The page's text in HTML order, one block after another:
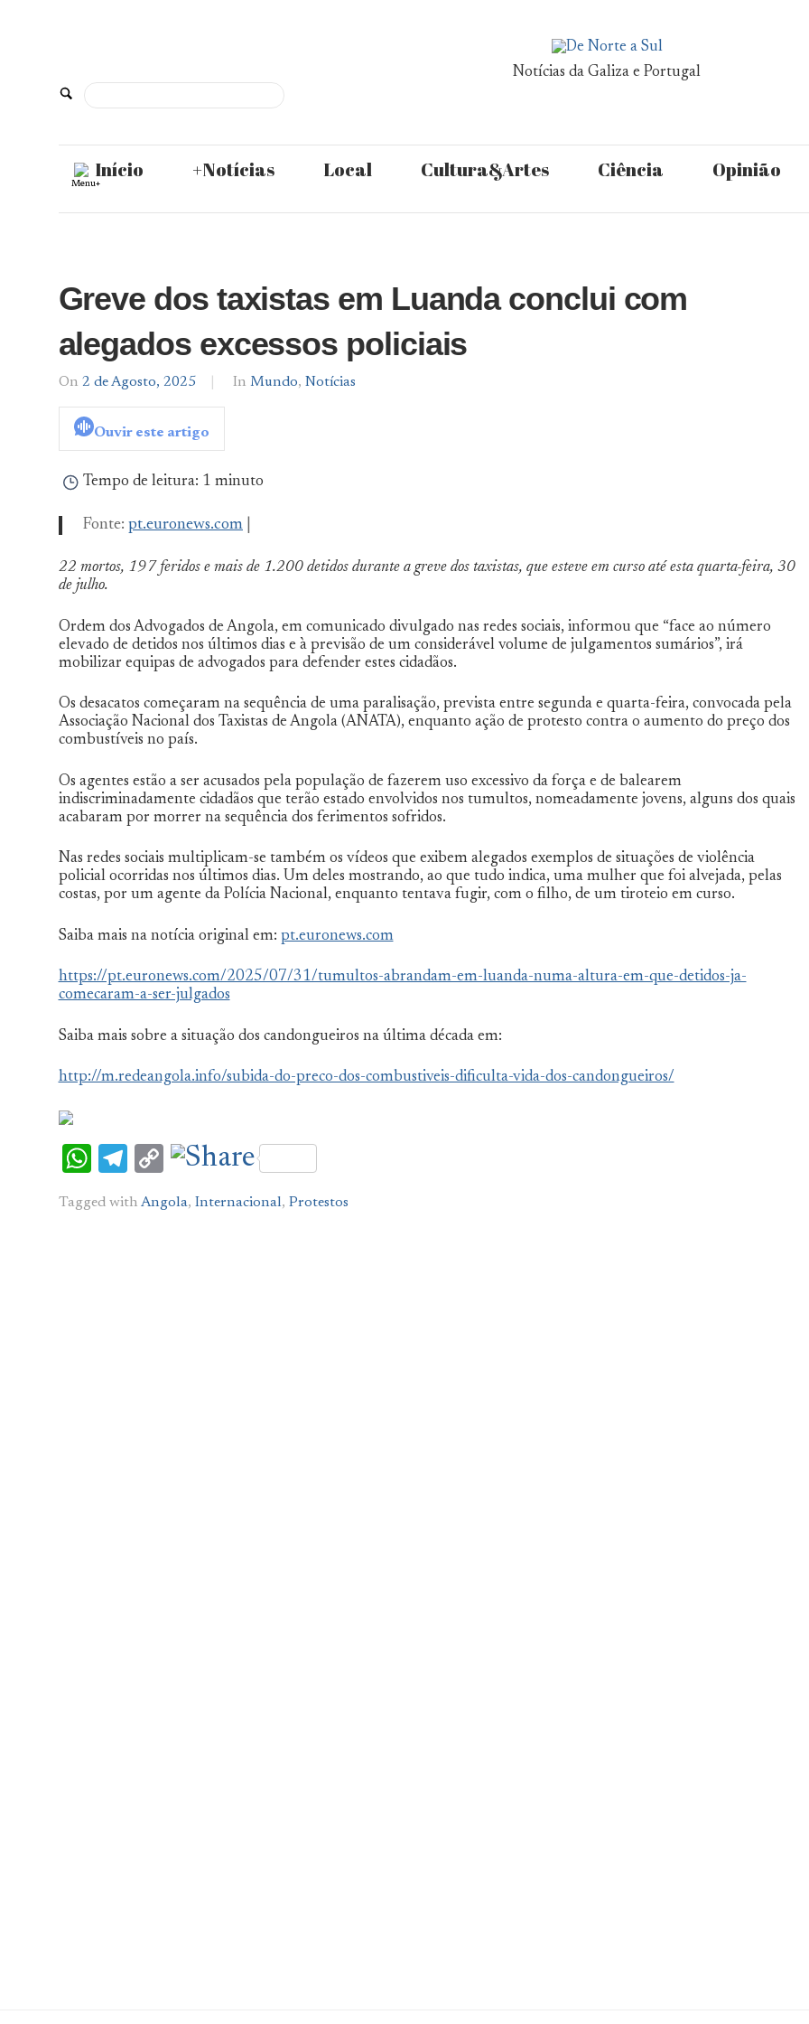
De
Norte
a
Sul
Notícias da Galiza e Portugal
Início +Notícias Local Cultura&Artes Ciência Opinião
Menu+
Greve dos taxistas em Luanda conclui com
alegados excessos policiais
On 2 de Agosto, 2025
By
In Mundo, Notícias
Ouvir este artigo
Tempo de leitura: 1 minuto
Fonte: pt.euronews.com
22 mortos, 197 feridos e mais de 1.200 detidos durante a greve dos taxistas, que esteve em curso até esta quarta-feira, 30
de julho.
Ordem dos Advogados de Angola, em comunicado divulgado nas redes sociais, informou que “face ao número
elevado de detidos nos últimos dias e à previsão de um considerável volume de julgamentos sumários”, irá
mobilizar equipas de advogados para defender estes cidadãos.
Os desacatos começaram na sequência de uma paralisação, prevista entre segunda e quarta-feira, convocada pela
Associação Nacional dos Taxistas de Angola (ANATA), enquanto ação de protesto contra o aumento do preço dos
combustíveis no país.
Os agentes estão a ser acusados pela população de fazerem uso excessivo da força e de balearem
indiscriminadamente cidadãos que terão estado envolvidos nos tumultos, nomeadamente jovens, alguns dos quais
acabaram por morrer na sequência dos ferimentos sofridos.
Nas redes sociais multiplicam-se também os vídeos que exibem alegados exemplos de situações de violência
policial ocorridas nos últimos dias. Um deles mostrando, ao que tudo indica, uma mulher que foi alvejada, pelas
costas, por um agente da Polícia Nacional, enquanto tentava fugir, com o filho, de um tiroteio em curso.
Saiba mais na notícia original em: pt.euronews.com
https://pt.euronews.com/2025/07/31/tumultos-abrandam-em-luanda-numa-altura-em-que-detidos-ja-
comecaram-a-ser-julgados
Saiba mais sobre a situação dos candongueiros na última década em:
http://m.redeangola.info/subida-do-preco-dos-combustiveis-dificulta-vida-dos-candongueiros/
WhatsApp
Telegram
Copy
Tagged with Angola, Internacional, Protestos